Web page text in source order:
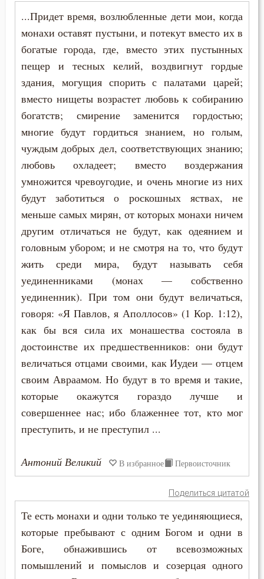
Спор
Справедливость
Сребролюбие
Ссора
Страдание
Страсть
Страх
Страх Божий
Страх смерти
Страшный суд
Стыд
Суета
Таинство
Терпение
Троица
...Придет время, возлюбленные дети мои, когда
монахи оставят пустыни, и потекут вместо их в
богатые города, где, вместо этих пустынных
пещер и тесных келий, воздвигнут гордые
здания, могущия спорить с палатами царей;
вместо нищеты возрастет любовь к собиранию
богатств; смирение заменится гордостью;
многие будут гордиться знанием, но голым,
чуждым добрых дел, соответствующих знанию;
любовь охладеет; вместо воздержания
умножится чревоугодие, и очень многие из них
будут заботиться о роскошных яствах, не
меньше самых мирян, от которых монахи ничем
другим отличаться не будут, как одеянием и
головным убором; и не смотря на то, что будут
жить среди мира, будут называть себя
уединенниками (монах — собственно
уединенник). При том они будут величаться,
говоря: «Я Павлов, я Аполлосов» (1 Кор. 1:12),
как бы вся сила их монашества состояла в
достоинстве их предшественников: они будут
величаться отцами своими, как Иудеи — отцем
своим Авраамом. Но будут в то время и такие,
которые окажутся гораздо лучше и
совершеннее нас; ибо блаженнее тот, кто мог
преступить, и не преступил ...
Антоний Великий В избранное Первоисточник
Поделиться цитатой
Те есть монахи и одни только те уединяющиеся,
которые пребывают с одним Богом и одни в
Боге, обнажившись от всевозможных
помышлений и помыслов и созерцая одного